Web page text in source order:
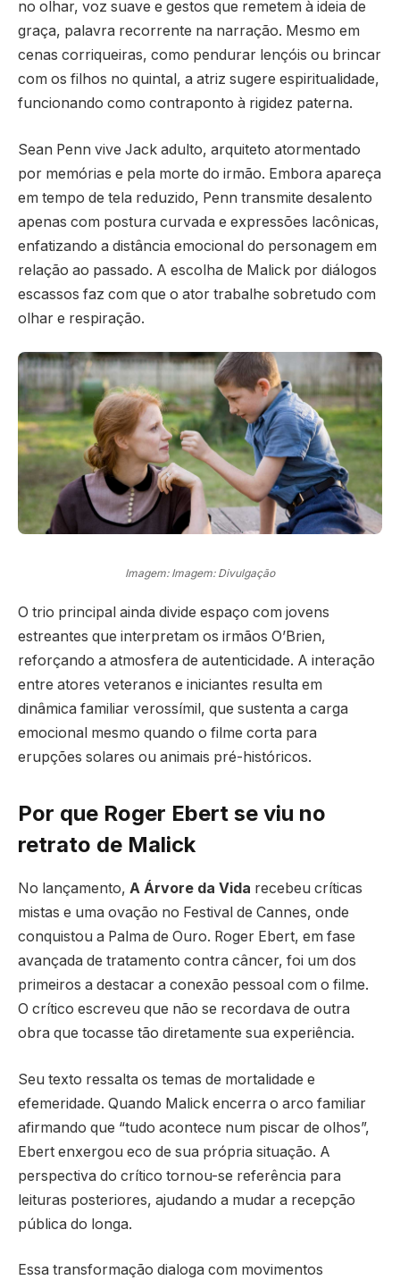
no olhar, voz suave e gestos que remetem à ideia de
graça, palavra recorrente na narração. Mesmo em
cenas corriqueiras, como pendurar lençóis ou brincar
com os filhos no quintal, a atriz sugere espiritualidade,
funcionando como contraponto à rigidez paterna.
Sean Penn vive Jack adulto, arquiteto atormentado
por memórias e pela morte do irmão. Embora apareça
em tempo de tela reduzido, Penn transmite desalento
apenas com postura curvada e expressões lacônicas,
enfatizando a distância emocional do personagem em
relação ao passado. A escolha de Malick por diálogos
escassos faz com que o ator trabalhe sobretudo com
olhar e respiração.
Imagem: Imagem: Divulgação
O trio principal ainda divide espaço com jovens
estreantes que interpretam os irmãos O’Brien,
reforçando a atmosfera de autenticidade. A interação
entre atores veteranos e iniciantes resulta em
dinâmica familiar verossímil, que sustenta a carga
emocional mesmo quando o filme corta para
erupções solares ou animais pré-históricos.
Por que Roger Ebert se viu no
retrato de Malick
No lançamento, A Árvore da Vida recebeu críticas
mistas e uma ovação no Festival de Cannes, onde
conquistou a Palma de Ouro. Roger Ebert, em fase
avançada de tratamento contra câncer, foi um dos
primeiros a destacar a conexão pessoal com o filme.
O crítico escreveu que não se recordava de outra
obra que tocasse tão diretamente sua experiência.
Seu texto ressalta os temas de mortalidade e
efemeridade. Quando Malick encerra o arco familiar
afirmando que “tudo acontece num piscar de olhos”,
Ebert enxergou eco de sua própria situação. A
perspectiva do crítico tornou-se referência para
leituras posteriores, ajudando a mudar a recepção
pública do longa.
Essa transformação dialoga com movimentos